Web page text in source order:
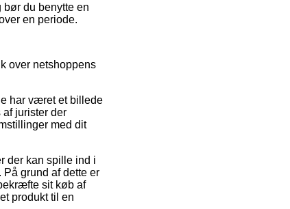
du benytte en
en periode.
over netshoppens
har været et billede
jurister der
med dit
der kan spille ind i
grund af dette er
sit køb af
produkt til en